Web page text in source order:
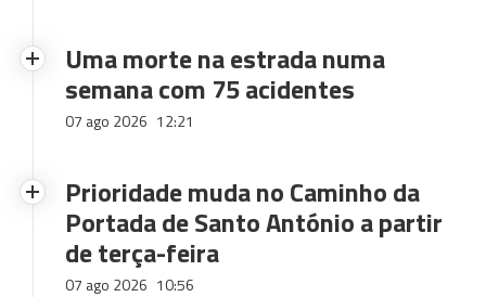
Uma morte na estrada numa
semana com 75 acidentes
07 ago 2026 12:21
Prioridade muda no Caminho da
Portada de Santo António a partir
de terça-feira
07 ago 2026 10:56